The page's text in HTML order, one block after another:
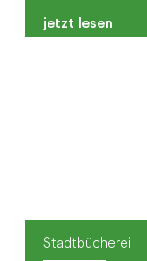
jetzt lesen
Stadtbücherei